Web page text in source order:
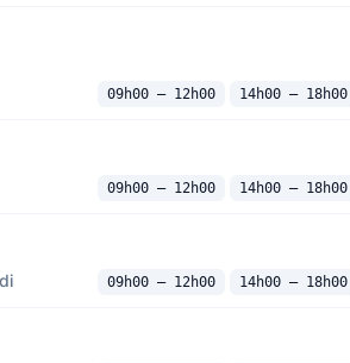
09h00 — 12h00 14h00 — 18h00
09h00 — 12h00 14h00 — 18h00
09h00 — 12h00 14h00 — 18h00